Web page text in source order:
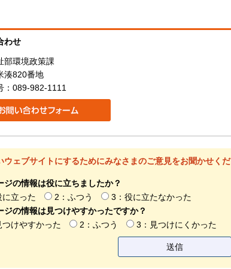
わせ
部環境政策課
湊820番地
：089-982-1111
ウェブサイトにするためにみなさまのご意見をお聞かせく
ジの情報は役に立ちましたか？
に立った
2：ふつう
3：役に立たなかった
ジの情報は見つけやすかったですか？
つけやすかった
2：ふつう 3：見つけにくかった